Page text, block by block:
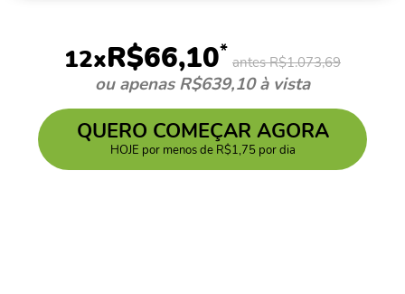
12xR$66,10* antes R$1.073,69
ou apenas R$639,10 à vista
QUERO COMEÇAR AGORA
HOJE por menos de R$1,75 por dia